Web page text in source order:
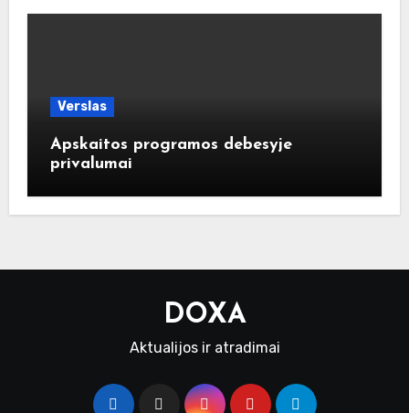
Verslas
Apskaitos programos debesyje
privalumai
DOXA
Aktualijos ir atradimai